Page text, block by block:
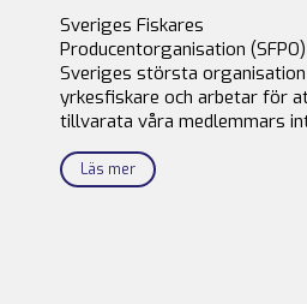
Sveriges Fiskares
Producentorganisation
Sveriges största
yrkesfiskare och arbetar för
tillvarata våra medlemmars
Läs mer